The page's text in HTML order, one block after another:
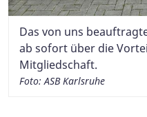
Das von uns
ab sofort über die
Mitgliedschaft.
Foto: ASB Karlsruhe